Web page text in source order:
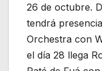
26 de octubre.
tendrá
Orchestra con
el día 28 llega